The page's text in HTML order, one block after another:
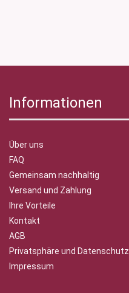
Informationen
Über uns
FAQ
Gemeinsam nachhaltig
Versand und Zahlung
Ihre Vorteile
Kontakt
AGB
Privatsphäre und Datenschutz
Impressum